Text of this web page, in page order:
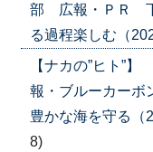
部 広報・ＰＲ
る過程楽しむ（
【ナカの”ヒト”
報・ブルーカー
豊かな海を守る（
8)